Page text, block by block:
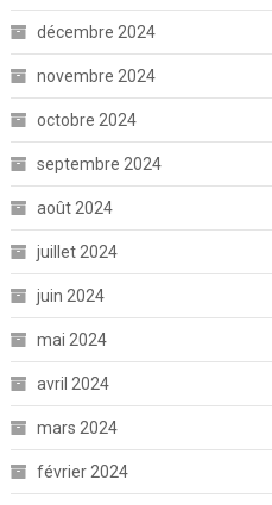
décembre 2024
novembre 2024
octobre 2024
septembre 2024
août 2024
juillet 2024
juin 2024
mai 2024
avril 2024
mars 2024
février 2024